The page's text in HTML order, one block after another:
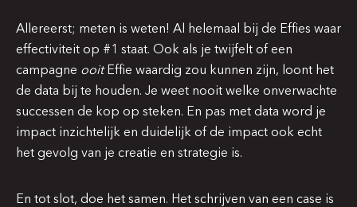
Allereerst; meten is weten! Al helemaal bij de Effies waar
effectiviteit op #1 staat. Ook als je twijfelt of een
campagne ooitEffie waardig zou kunnen zijn, loont het
de data bij te houden. Je weet nooit welke onverwachte
successen de kop op steken. En pas met data word je
impact inzichtelijk en duidelijk of de impact ook echt
het gevolg van je creatie en strategie is.
En tot slot, doe het samen. Het schrijven van een case is